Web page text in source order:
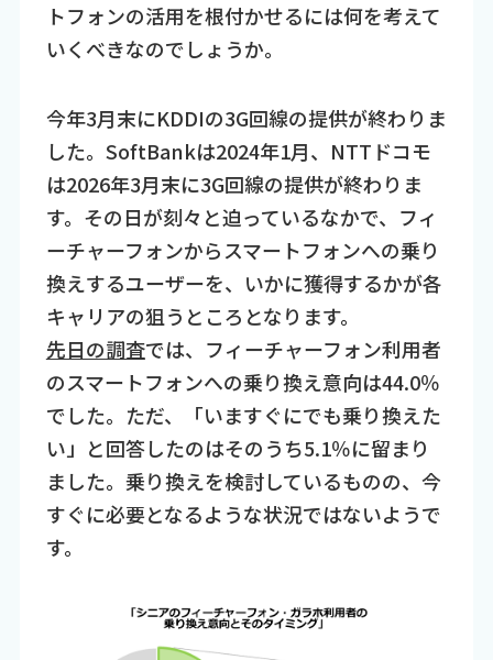
トフォンの活用を根付かせるには何を考えて
いくべきなのでしょうか。
今年3月末にKDDIの3G回線の提供が終わりま
した。SoftBankは2024年1月、NTTドコモ
は2026年3月末に3G回線の提供が終わりま
す。その日が刻々と迫っているなかで、フィ
ーチャーフォンからスマートフォンへの乗り
換えするユーザーを、いかに獲得するかが各
キャリアの狙うところとなります。
先日の調査では、フィーチャーフォン利用者
のスマートフォンへの乗り換え意向は44.0％
でした。ただ、「いますぐにでも乗り換えた
い」と回答したのはそのうち5.1％に留まり
ました。乗り換えを検討しているものの、今
すぐに必要となるような状況ではないようで
す。